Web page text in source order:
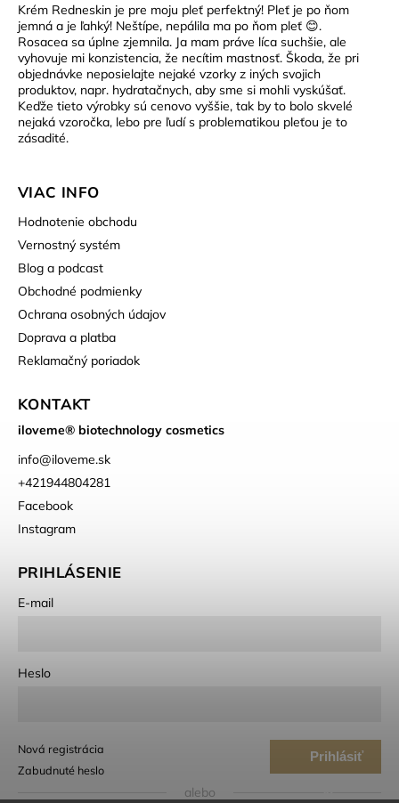
Krém Redneskin je pre moju pleť perfektný! Pleť je po ňom
jemná a je ľahký! Neštípe, nepálila ma po ňom pleť 😊.
Rosacea sa úplne zjemnila. Ja mam práve líca suchšie, ale
vyhovuje mi konzistencia, že necítim mastnosť. Škoda, že pri
objednávke neposielajte nejaké vzorky z iných svojich
produktov, napr. hydratačnych, aby sme si mohli vyskúšať.
Keďže tieto výrobky sú cenovo vyššie, tak by to bolo skvelé
nejaká vzoročka, lebo pre ľudí s problematikou pleťou je to
zásadité.
VIAC INFO
Hodnotenie obchodu
Vernostný systém
Blog a podcast
Obchodné podmienky
Ochrana osobných údajov
Doprava a platba
Reklamačný poriadok
KONTAKT
iloveme® biotechnology cosmetics
info@iloveme.sk
+421944804281
Facebook
Instagram
PRIHLÁSENIE
E-mail
Heslo
Prihlásiť
Nová registrácia
Zabudnuté heslo
alebo